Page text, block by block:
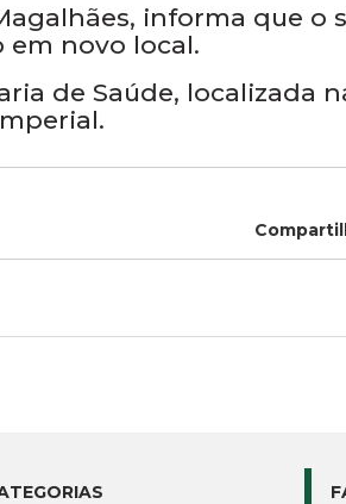
informa que o
em novo local.
de Saúde, localizada